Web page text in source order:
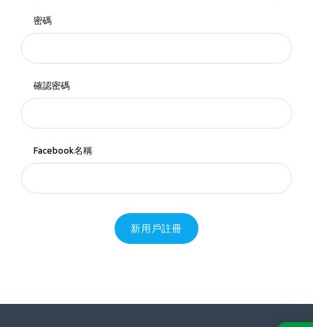
密碼
確認密碼
Facebook名稱
新用戶註冊